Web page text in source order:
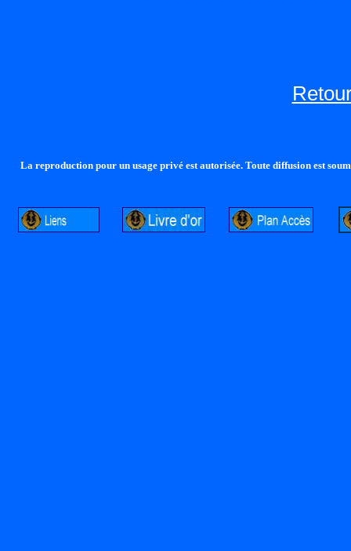
La reproduction pour un usage privé est autorisée. Toute diffusion est